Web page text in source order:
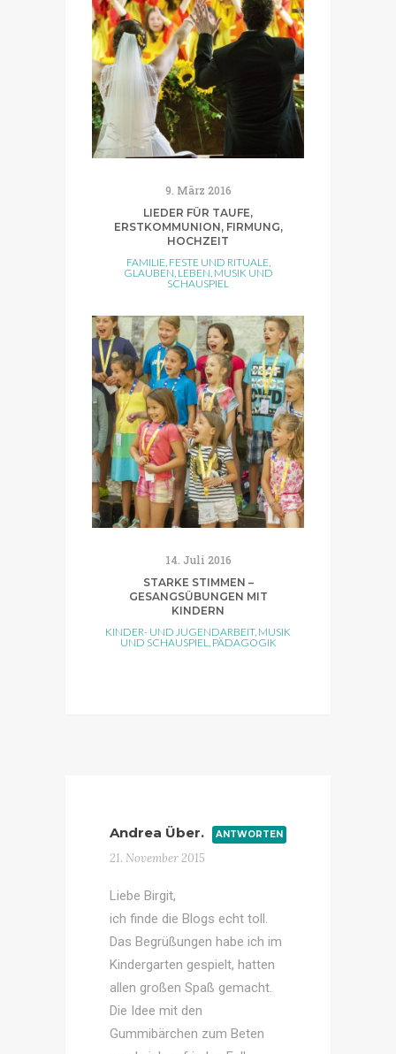
9. März 2016
LIEDER FÜR TAUFE,
ERSTKOMMUNION, FIRMUNG,
HOCHZEIT
FAMILIE, FESTE UND RITUALE,
GLAUBEN LEBEN MUSIK UND
SCHAUSPIEL
14. Juli 2016
STARKE STIMMEN –
GESANGSÜBUNGEN MIT
KINDERN
KINDER- UND JUGENDARBEIT, MUSIK
UND SCHAUSPIEL PÄDAGOGIK
Andrea Über.
21. November 2015
ANTWORTEN
Liebe Birgit,
ich finde die Blogs echt toll.
Das Begrüßungen habe ich im
Kindergarten gespielt, hatten
allen großen Spaß gemacht.
Die Idee mit den
Gummibärchen zum Beten